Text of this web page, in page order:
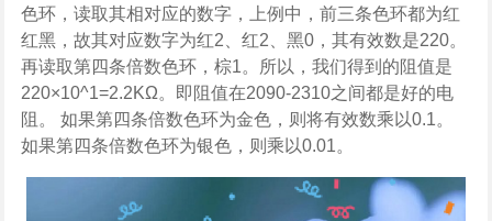
色环，读取其相对应的数字，上例中，前三条色环都为红
红黑，故其对应数字为红2、红2、黑0，其有效数是220。
再读取第四条倍数色环，棕1。所以，我们得到的阻值是
220×10^1=2.2KΩ。即阻值在2090-2310之间都是好的电
阻。 如果第四条倍数色环为金色，则将有效数乘以0.1。
如果第四条倍数色环为银色，则乘以0.01。